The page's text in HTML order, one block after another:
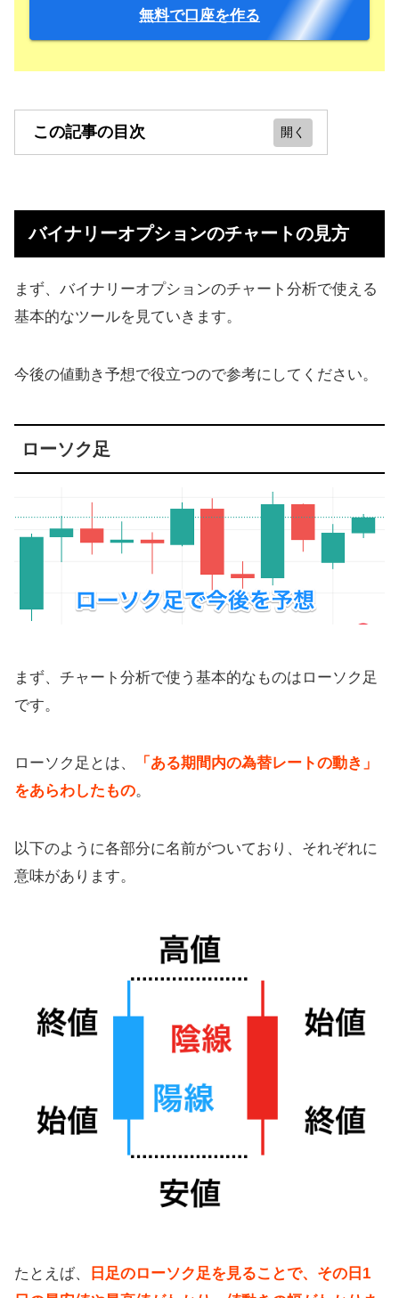
無料で口座を作る
この記事の目次
見方
いま注文すべきかチャートから分析
バイナリーオプションで覚えるべき
バイナリーオプションの見やすいお
テクニカル分析手法
バイナリーオプションのチャートの見方
まず、バイナリーオプションのチャート分析で使える
基本的なツールを見ていきます。
今後の値動き予想で役立つので参考にしてください。
ローソク足
まず、チャート分析で使う基本的なものはローソク足
です。
ローソク足とは、
「ある期間内の為替レートの動き」
をあらわしたもの。
以下のように各部分に名前がついており、それぞれに
意味があります。
たとえば、
日足のローソク足を見ることで、その日1